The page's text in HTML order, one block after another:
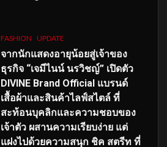
FASHION UPDATE
จากนักแสดงอายุน้อยสู่เจ้าของ
ธุรกิจ “เจมีไนน์ นรวิชญ์” เปิดตัว
DIVINE Brand Official แบรนด์
เสื้อผ้าและสินค้าไลฟ์สไตล์ ที่
สะท้อนบุคลิกและความชอบของ
เจ้าตัว ผสานความเรียบง่าย แต่
แฝงไปด้วยความสนุก ชิค สตรีท ที่